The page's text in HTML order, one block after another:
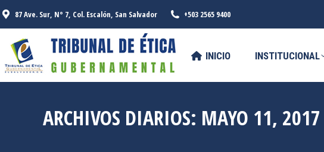
87 Ave. Sur, N° 7, Col. Escalón, San Salvador +503 2565 9400
INICIO INSTITUCIONAL
ARCHIVOS DIARIOS: MAYO 11, 2017
INICIO INSTITUCIONAL